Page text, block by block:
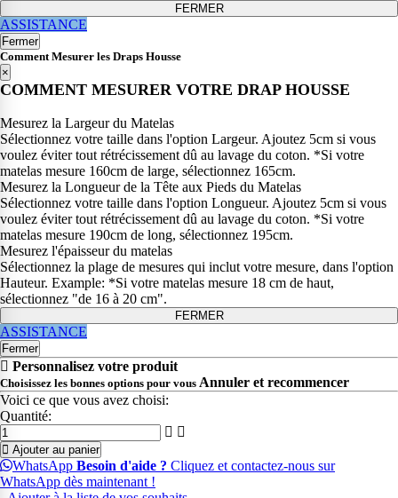
FERMER
ASSISTANCE
Fermer
Comment Mesurer les Draps Housse
×
COMMENT MESURER VOTRE DRAP HOUSSE
Mesurez la Largeur du Matelas
Sélectionnez votre taille dans l'option Largeur. Ajoutez 5cm si vous
voulez éviter tout rétrécissement dû au lavage du coton. *Si votre
matelas mesure 160cm de large, sélectionnez 165cm.
Mesurez la Longueur de la Tête aux Pieds du Matelas
Sélectionnez votre taille dans l'option Longueur. Ajoutez 5cm si vous
voulez éviter tout rétrécissement dû au lavage du coton. *Si votre
matelas mesure 190cm de long, sélectionnez 195cm.
Mesurez l'épaisseur du matelas
Sélectionnez la plage de mesures qui inclut votre mesure, dans l'option
Hauteur. Example: *Si votre matelas mesure 18 cm de haut,
sélectionnez "de 16 à 20 cm".
FERMER
ASSISTANCE
Fermer
Personnalisez votre produit
Choisissez les bonnes options pour vous Annuler et recommencer
Voici ce que vous avez choisi:
Quantité:
Ajouter au panier
WhatsApp Besoin d'aide ? Cliquez et contactez-nous sur
WhatsApp dès maintenant !